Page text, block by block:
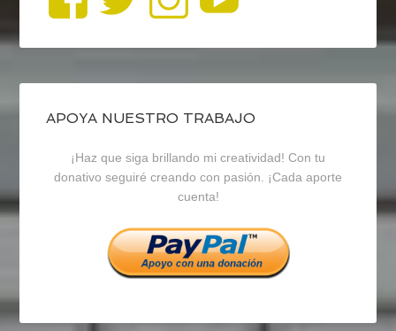
perfil
de
blogrecursosep
en
Facebook
perfil
de
recursosep
en
Twitter
perfil
de
recursosep
en
Instagram
APOYA NUESTRO TRABAJO
¡Haz que siga brillando mi creatividad! Con tu
donativo seguiré creando con pasión. ¡Cada aporte
cuenta!